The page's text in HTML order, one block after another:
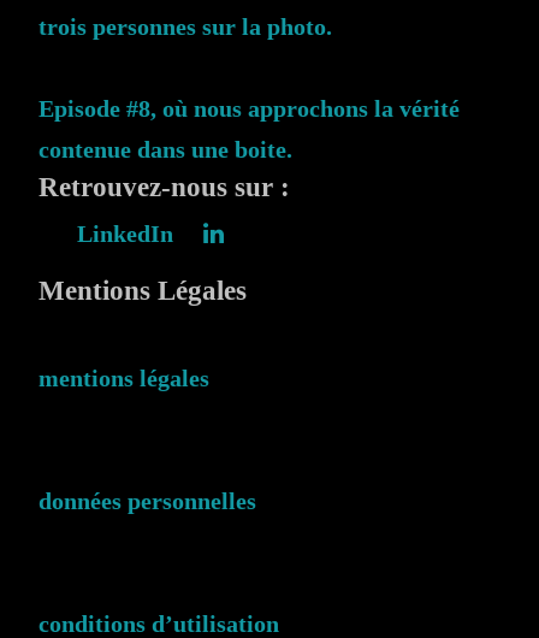
trois personnes sur la photo.
Episode #8, où nous approchons la vérité
contenue dans une boite.
Retrouvez-nous sur :
LinkedIn
Mentions Légales
mentions légales
données personnelles
conditions d’utilisation